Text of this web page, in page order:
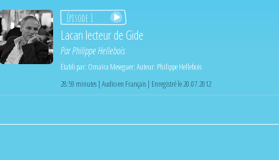
Épisode 1
Lacan lecteur de Gide
ParPhilippe Hellebois
Établi par: Omaïra Meseguer;Auteur: Philippe Hellebois
28:59 minutes | Audio en Français | Enregistré le 20.07.2012